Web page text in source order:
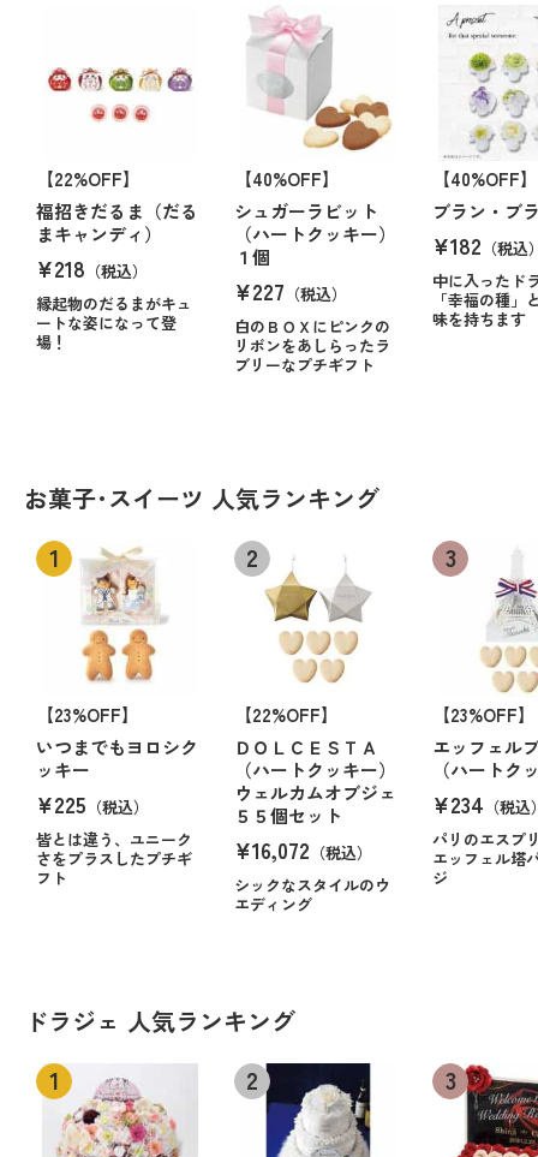
【22%OFF】
福招きだるま（だる
まキャンディ）
¥218 （税込）
縁起物のだるまがキュ
ートな姿になって登
場！
【40%OFF】
シュガーラビット
（ハートクッキー）
１個
¥227 （税込）
白のＢＯＸにピンクの
リボンをあしらったラ
ブリーなプチギフト
【40%OFF】
ブラン・ブ
¥182 （税込
中に入ったド
「幸福の種」
味を持ちます
お菓子･スイーツ 人気ランキング
【23%OFF】
いつまでもヨロシク
ッキー
¥225 （税込）
皆とは違う、ユニーク
さをプラスしたプチギ
フト
【22%OFF】
ＤＯＬＣＥＳＴＡ
（ハートクッキー）
ウェルカムオブジェ
５５個セット
¥16,072 （税込）
シックなスタイルのウ
エディング
【23%OFF】
エッフェル
（ハートク
¥234 （税込
パリのエスプ
エッフェル塔
ジ
ドラジェ 人気ランキング